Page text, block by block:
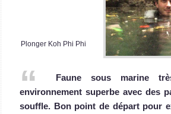
Plonger Koh Phi Phi
Faune sous marine
environnement superbe avec des
souffle. Bon point de départ pour